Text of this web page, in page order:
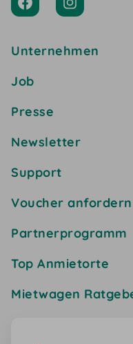
Unternehmen
Job
Presse
Newsletter
Support
Voucher anfordern
Partnerprogramm
Top Anmietorte
Mietwagen